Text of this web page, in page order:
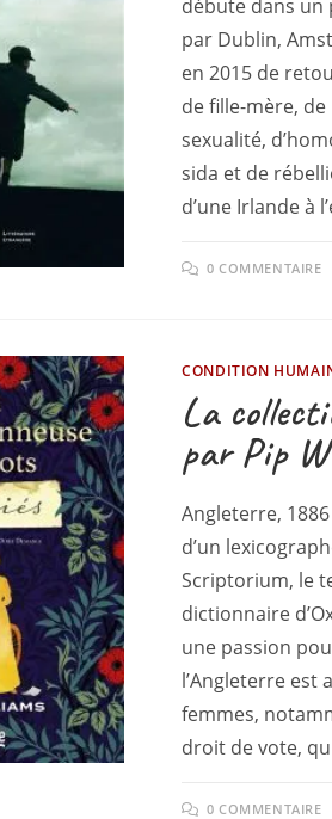
débute dans un
par Dublin,
en 2015 de
de fille-mère,
sexualité,
sida et de
d’une Irlande à
0 COMMENTAIRE
CONDITION
La
par Pip
Angleterre,
d’un
Scriptorium, le
dictionnaire
une passion
l’Angleterre est
femmes,
droit de vote,
0 COMMENTAIRE